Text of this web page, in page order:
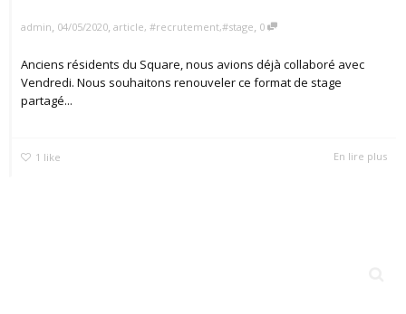
admin 04/05/2020 article, #recrutement,#stage 0
Anciens résidents du Square, nous avions déjà collaboré avec
Vendredi. Nous souhaitons renouveler ce format de stage
partagé...
1 like En lire plus